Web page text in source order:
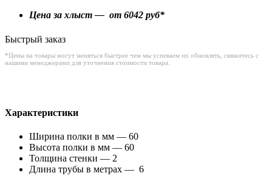
Цена за хлыст — от 6042 руб*
Быстрый заказ
*Цены на товары могут меняться быстрее чем мы успеваем их обновлять, свяжитесь с
нашими менеджерами для уточнения стоимости товара.
Характеристики
Ширина полки в мм — 60
Высота полки в мм — 60
Толщина стенки — 2
Длина трубы в метрах — 6